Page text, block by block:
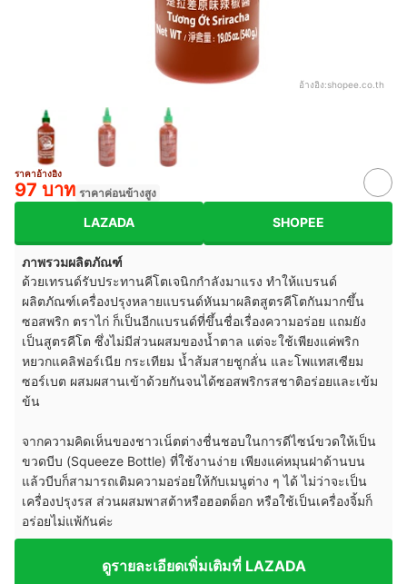
อ้างอิง:shopee.co.th
ราคาอ้างอิง
97 บาท ราคาค่อนข้างสูง
LAZADA SHOPEE
ภาพรวมผลิตภัณฑ์
ด้วยเทรนด์รับประทานคีโตเจนิกกำลังมาแรง ทำให้แบรนด์
ผลิตภัณฑ์เครื่องปรุงหลายแบรนด์หันมาผลิตสูตรคีโตกันมากขึ้น
ซอสพริก ตราไก่ ก็เป็นอีกแบรนด์ที่ขึ้นชื่อเรื่องความอร่อย แถมยัง
เป็นสูตรคีโต ซึ่งไม่มีส่วนผสมของน้ำตาล แต่จะใช้เพียงแค่พริก
หยวกแคลิฟอร์เนีย กระเทียม น้ำส้มสายชูกลั่น และโพแทสเซียม
ซอร์เบต ผสมผสานเข้าด้วยกันจนได้ซอสพริกรสชาติอร่อยและเข้ม
ข้น
จากความคิดเห็นของชาวเน็ตต่างชื่นชอบในการดีไซน์ขวดให้เป็น
ขวดบีบ (Squeeze Bottle) ที่ใช้งานง่าย เพียงแค่หมุนฝาด้านบน
แล้วบีบก็สามารถเติมความอร่อยให้กับเมนูต่าง ๆ ได้ ไม่ว่าจะเป็น
เครื่องปรุงรส ส่วนผสมพาสต้าหรือฮอตด็อก หรือใช้เป็นเครื่องจิ้มก็
อร่อยไม่แพ้กันค่ะ
ดูรายละเอียดเพิ่มเติมที่ LAZADA